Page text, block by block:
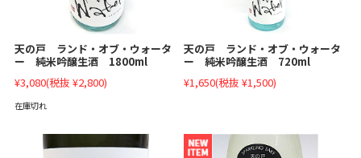
天の戸 ランド・オブ・ウォータ
ー 純米吟醸生酒 1800ml
¥3,080(税抜 ¥2,800)
在庫切れ
天の戸 ランド・オブ・ウォータ
ー 純米吟醸生酒 720ml
¥1,650(税抜 ¥1,500)